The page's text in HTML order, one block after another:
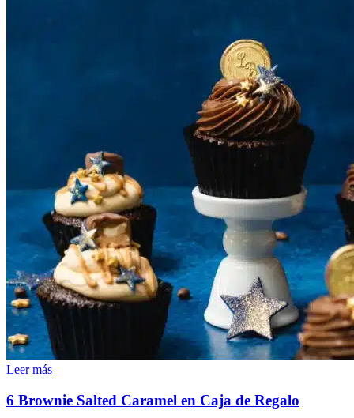
Leer más
6 Brownie Salted Caramel en Caja de Regalo